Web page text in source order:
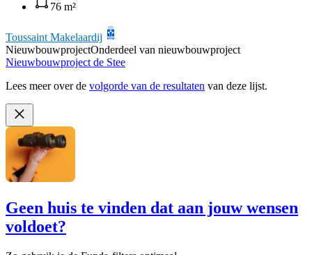
76 m²
Toussaint Makelaardij
NieuwbouwprojectOnderdeel van nieuwbouwproject
Nieuwbouwproject de Stee
Lees meer over de volgorde van de resultaten van deze lijst.
Geen huis te vinden dat aan jouw wensen
voldoet?